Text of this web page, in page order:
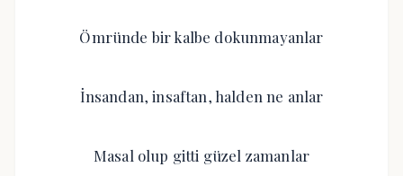
Ömründe bir kalbe dokunmayanlar
İnsandan, insaftan, halden ne anlar
Masal olup gitti güzel zamanlar